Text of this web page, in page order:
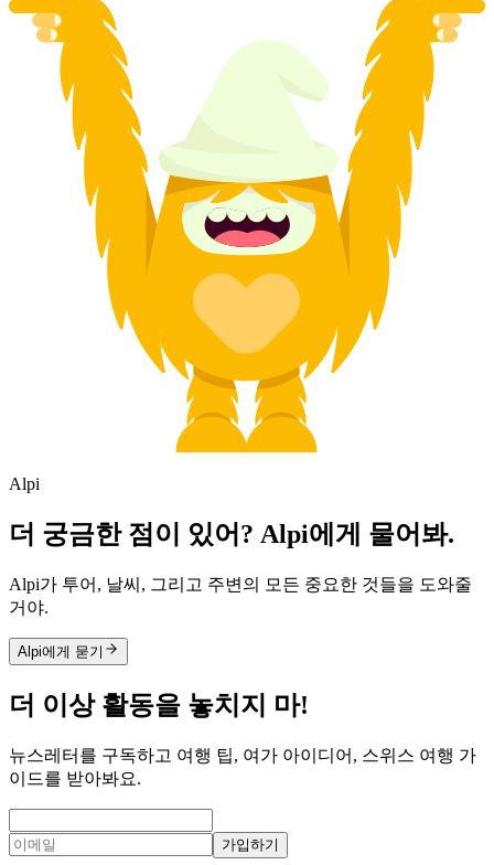
Alpi
더 궁금한 점이 있어? Alpi에게 물어봐.
Alpi가 투어, 날씨, 그리고 주변의 모든 중요한 것들을 도와줄
거야.
Alpi에게 묻기
더 이상 활동을 놓치지 마!
뉴스레터를 구독하고 여행 팁, 여가 아이디어, 스위스 여행 가
이드를 받아봐요.
가입하기